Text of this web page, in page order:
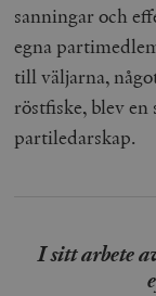
sanningar och
egna
till väljarna,
röstfiske, blev
partiledarskap.
I sitt arbete